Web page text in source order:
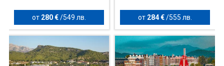
от 280 € / 549 лв. от 284 €/ 555 лв.